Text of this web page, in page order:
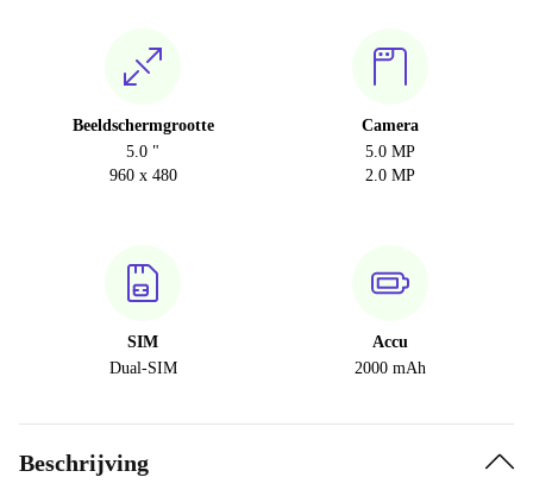
Beeldschermgrootte
5.0 "
960 x 480
Camera
5.0 MP
2.0 MP
SIM
Dual-SIM
Accu
2000 mAh
Beschrijving